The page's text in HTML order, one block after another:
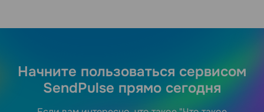
Начните пользоваться сервисом
SendPulse прямо сегодня